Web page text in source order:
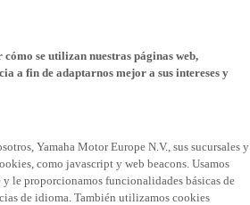
se utilizan nuestras páginas web,
a fin de adaptarnos mejor a sus intereses y
Yamaha Motor Europe N.V., sus sucursales y
como javascript y web beacons. Usamos
le proporcionamos funcionalidades básicas de
de idioma. También utilizamos cookies